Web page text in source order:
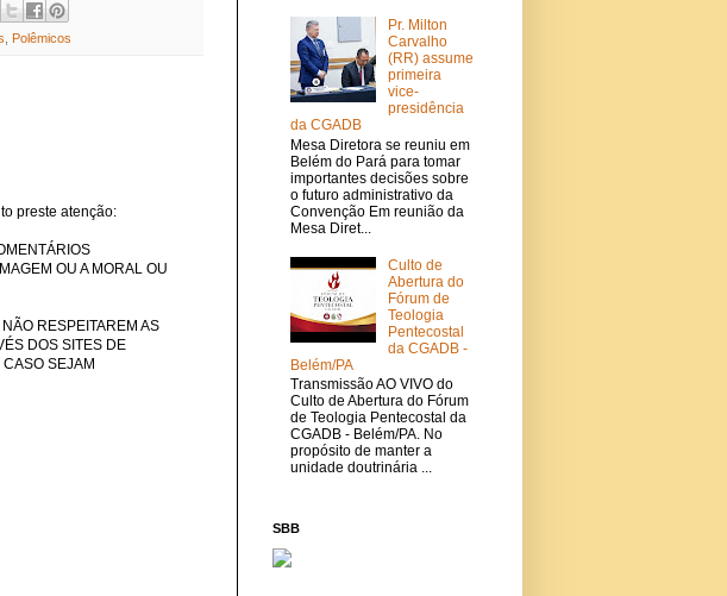
Polêmicos
preste atenção:
OU A MORAL OU
RESPEITAREM AS
DOS SITES DE
SEJAM
Pr. Milton
Carvalho
(RR) assume
primeira
vice-
presidência
da CGADB
Mesa Diretora se reuniu em
Belém do Pará para tomar
importantes decisões sobre
o futuro administrativo da
Convenção Em reunião da
Mesa Diret...
Culto de
Abertura do
Fórum de
Teologia
Pentecostal
da CGADB -
Belém/PA
Transmissão AO VIVO do
Culto de Abertura do Fórum
de Teologia Pentecostal da
CGADB - Belém/PA. No
propósito de manter a
unidade doutrinária ...
SBB